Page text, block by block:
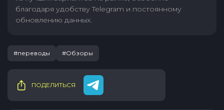
благодаря удобству Telegram и постоянному
обновлению данных.
#переводы #Обзоры
ПОДЕЛИТЬСЯ